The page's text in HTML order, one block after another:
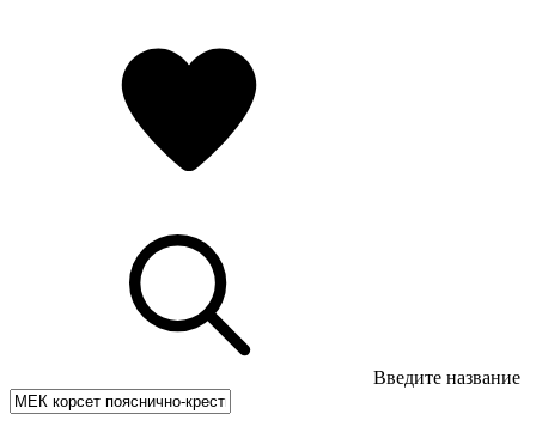
Введите название